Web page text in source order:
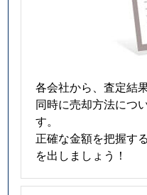
各会社から、査定結
同時に売却方法につ
す。
正確な金額を把握す
を出しましょう！